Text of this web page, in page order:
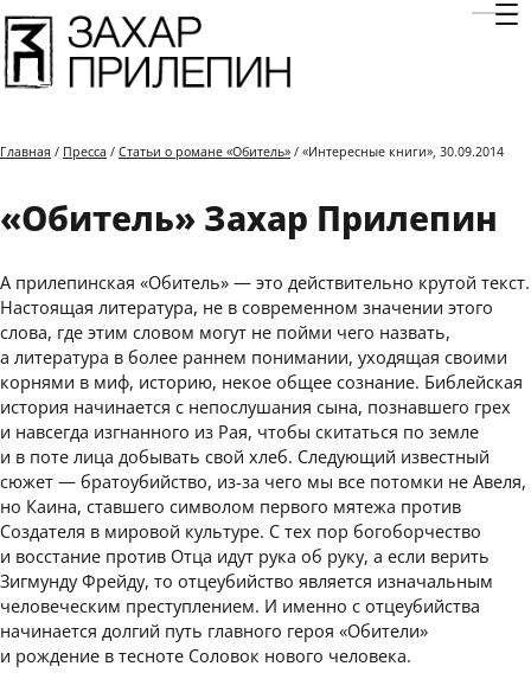
Главная / Пресса / Статьи о романе «Обитель» / «Интересные книги», 30.09.2014
«Обитель» Захар Прилепин
А прилепинская «Обитель» — это действительно крутой текст.
Настоящая литература, не в современном значении этого
слова, где этим словом могут не пойми чего назвать,
а литература в более раннем понимании, уходящая своими
корнями в миф, историю, некое общее сознание. Библейская
история начинается с непослушания сына, познавшего грех
и навсегда изгнанного из Рая, чтобы скитаться по земле
и в поте лица добывать свой хлеб. Следующий известный
сюжет — братоубийство, из-за чего мы все потомки не Авеля,
но Каина, ставшего символом первого мятежа против
Создателя в мировой культуре. С тех пор богоборчество
и восстание против Отца идут рука об руку, а если верить
Зигмунду Фрейду, то отцеубийство является изначальным
человеческим преступлением. И именно с отцеубийства
начинается долгий путь главного героя «Обители»
и рождение в тесноте Соловок нового человека.